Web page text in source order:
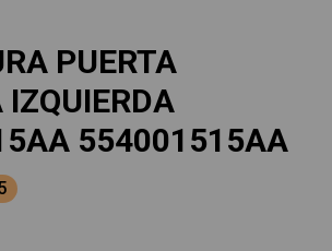
PUERTA
554001515AA